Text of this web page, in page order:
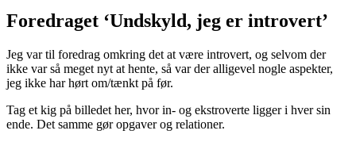
Foredraget ‘Undskyld, jeg er introvert’
Jeg var til foredrag omkring det at være introvert, og selvom der
ikke var så meget nyt at hente, så var der alligevel nogle aspekter,
jeg ikke har hørt om/tænkt på før.
Tag et kig på billedet her, hvor in- og ekstroverte ligger i hver sin
ende. Det samme gør opgaver og relationer.